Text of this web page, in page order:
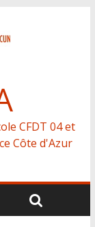
CFDT 04 et
Côte d'Azur